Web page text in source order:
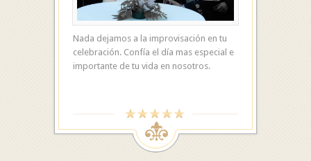
Nada dejamos a la improvisación en tu
celebración. Confía el día mas especial e
importante de tu vida en nosotros.